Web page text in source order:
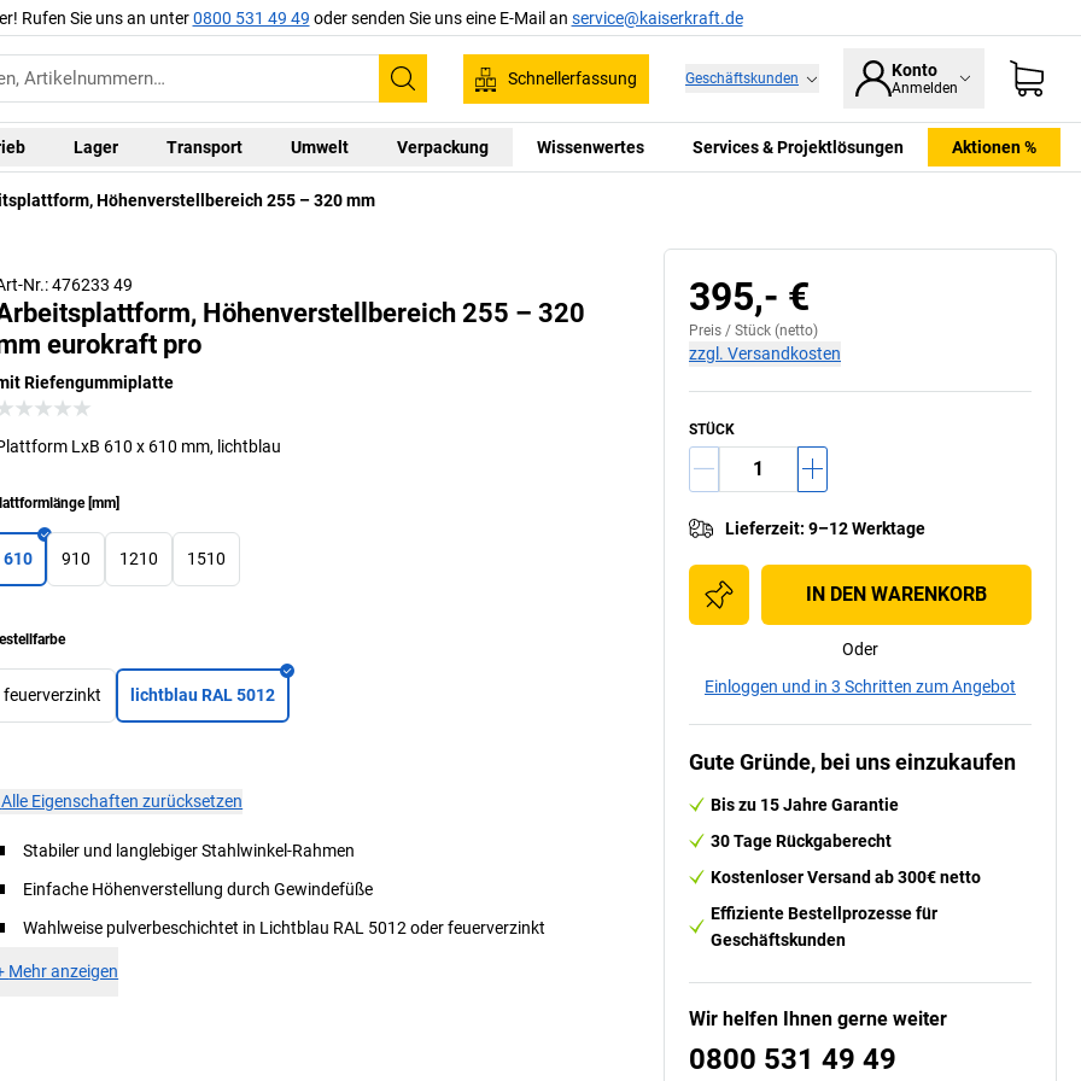
Rufen Sie uns an unter0800 531 49 49 oder senden Sie uns eine E-Mail an service@kaiserkraft.de
Suchen
Schnellerfassung Geschäftskunden Konto
Anmelden
Lager Transport Umwelt Verpackung Wissenwertes Services & Projektlösungen Aktionen %
Höhenverstellbereich 255 – 320 mm
Nr.: 476233 49
Höhenverstellbereich 255 – 320
eurokraft pro
Riefengummiplatte
LxB 610 x 610 mm, lichtblau
[mm]
610 910 1210 1510
feuerverzinkt lichtblau RAL 5012
Alle Eigenschaften zurücksetzen
Stabiler und langlebiger Stahlwinkel-Rahmen
Einfache Höhenverstellung durch Gewindefüße
Wahlweise pulverbeschichtet in Lichtblau RAL 5012 oder feuerverzinkt
Mehr anzeigen
395,- €
Preis / Stück (netto)
zzgl. Versandkosten
STÜCK
Lieferzeit: 9–12 Werktage
IN DEN WARENKORB
Oder
Einloggen und in 3 Schritten zum Angebot
Gute Gründe, bei uns einzukaufen
Bis zu 15 Jahre Garantie
30 Tage Rückgaberecht
Kostenloser Versand ab 300€ netto
Effiziente Bestellprozesse für
Geschäftskunden
Wir helfen Ihnen gerne weiter
0800 531 49 49